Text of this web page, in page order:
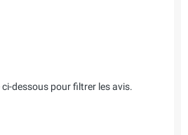
dessous pour filtrer les avis.